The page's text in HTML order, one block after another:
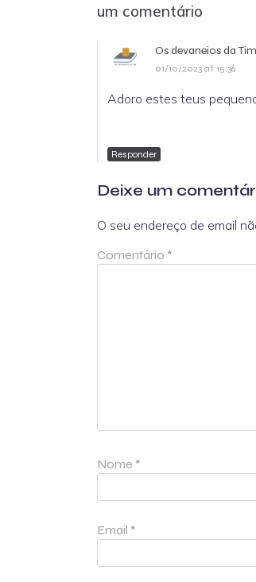
um comentário
Os devaneios da Tim
01/10/2023 at 15:36
Adoro estes teus
Responder
Deixe um
O seu endereço de email
Comentário *
Nome *
Email *